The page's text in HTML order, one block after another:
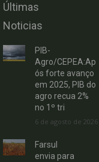
Últimas
Noticias
PIB-
Agro/CEPEA:Ap
ós forte avanço
em 2025, PIB do
agro recua 2%
no 1º tri
6 de agosto de 2026
Farsul
envia para